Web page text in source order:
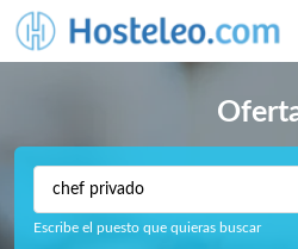
Escribe el puesto que quieras buscar